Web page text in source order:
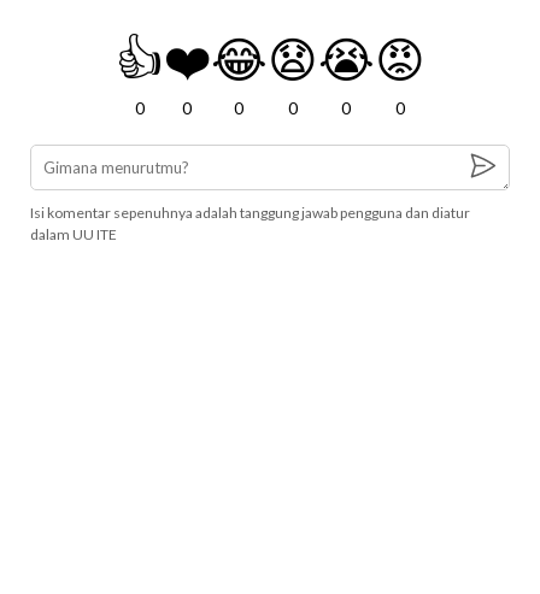
👍
0
❤️
0
😂
0
😧
0
😭
0
😡
0
Isi komentar sepenuhnya adalah tanggung jawab pengguna dan diatur
dalam UU ITE